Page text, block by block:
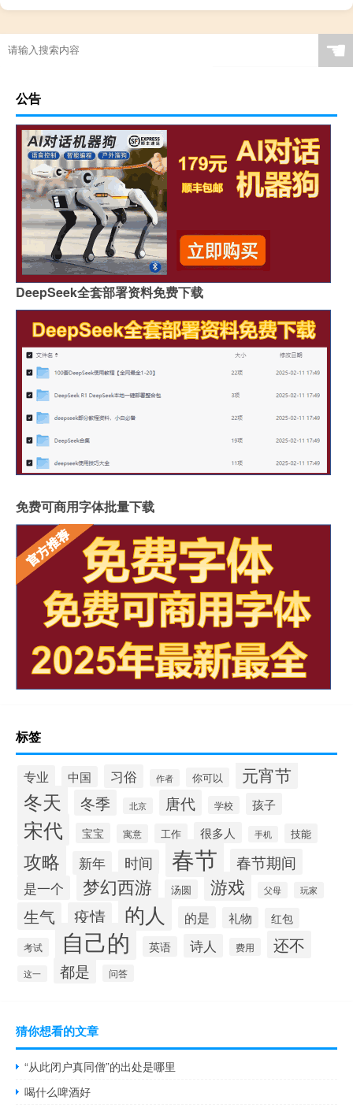
☚
公告
DeepSeek全套部署资料免费下载
免费可商用字体批量下载
标签
专业 中国 习俗 作者 你可以 元宵节
冬天 冬季 北京 唐代 学校 孩子
宋代 宝宝 寓意 工作 很多人 手机 技能
攻略 新年 时间 春节 春节期间
是一个 梦幻西游 汤圆 游戏 父母 玩家
生气 疫情 的人 的是 礼物 红包
考试 自己的 英语 诗人 费用 还不
这一 都是 问答
猜你想看的文章
“从此闭户真同僧”的出处是哪里
喝什么啤酒好